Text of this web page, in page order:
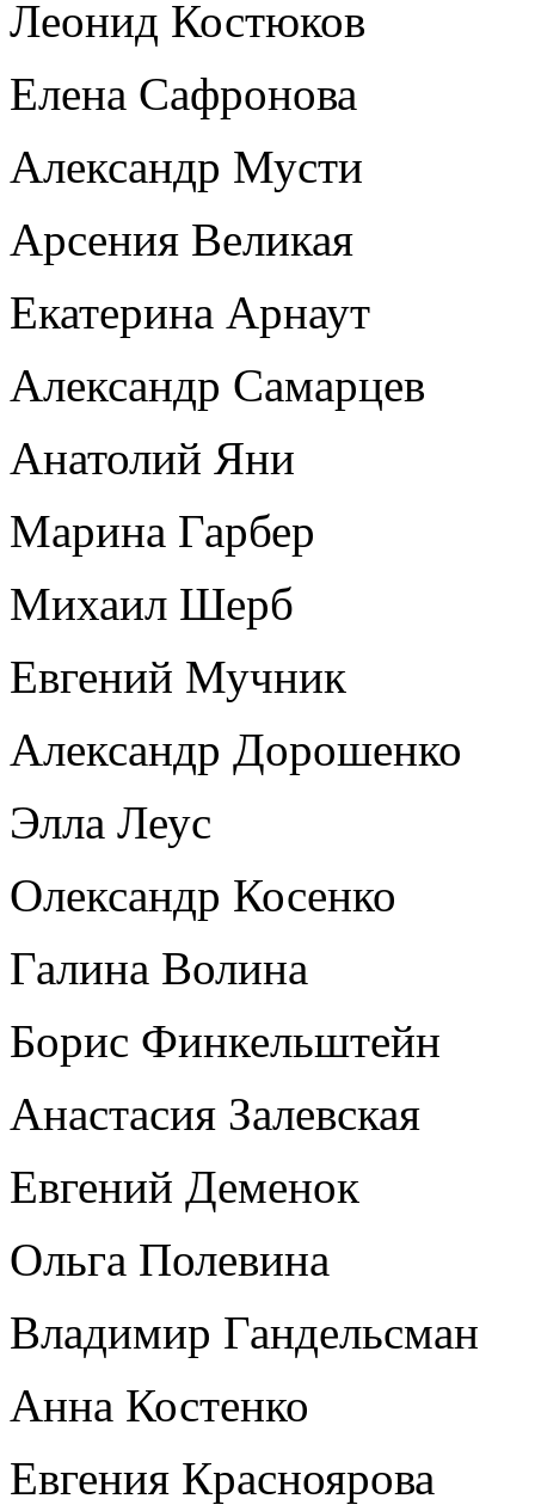
Леонид Костюков
Елена Сафронова
Александр Мусти
Арсения Великая
Екатерина Арнаут
Александр Самарцев
Анатолий Яни
Марина Гарбер
Михаил Шерб
Евгений Мучник
Александр Дорошенко
Элла Леус
Олександр Косенко
Галина Волина
Борис Финкельштейн
Анастасия Залевская
Евгений Деменок
Ольга Полевина
Владимир Гандельсман
Анна Костенко
Евгения Красноярова